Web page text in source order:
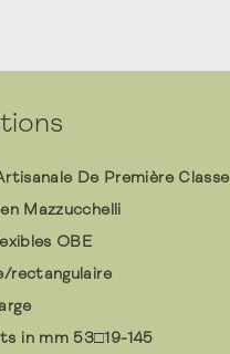
De Première Classe
Mazzucchelli
OBE
rectangulaire
in mm 53□19-145